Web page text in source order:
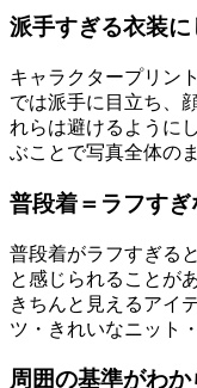
派手すぎる衣装
キャラクタープリン
では派手に目立ち、
れらは避けるように
ぶことで写真全体の
普段着＝ラフす
普段着がラフすぎる
と感じられることが
きちんと見えるアイ
ツ・きれいなニット
周囲の基準がわ